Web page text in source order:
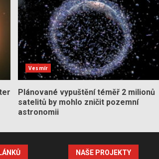
Vesmír
Plánované vypuštění téměř 2 milionů
satelitů by mohlo zničit pozemní
astronomii
NAŠE PROJEKTY